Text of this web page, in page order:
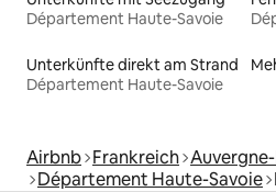
Département Haute-Savoie
Unterkünfte direkt am Strand
Département Haute-Savoie
Airbnb Frankreich
Département Haute-Savoie